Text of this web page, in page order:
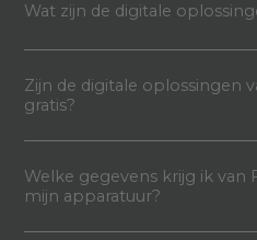
Wat zijn de digitale
Zijn de digitale oplossingen
gratis?
Welke gegevens krijg ik van
mijn apparatuur?